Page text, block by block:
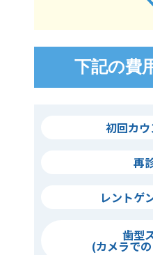
下記の費
初回カ
再
レントゲ
歯型
(カメラで